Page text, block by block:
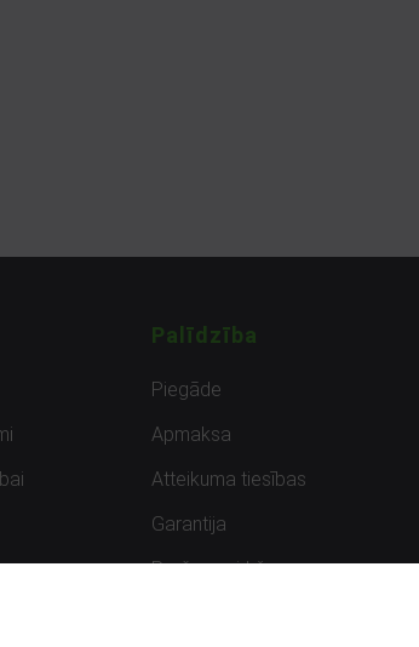
Palīdzība
Piegāde
Apmaksa
Atteikuma tiesības
Garantija
Preču uzpirkšana